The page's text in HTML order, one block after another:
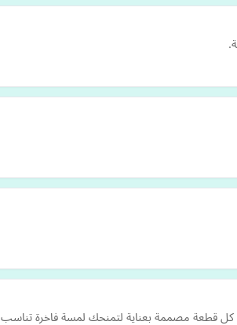
كل قطعة مصممة بعناية لتمنحك لمسة فاخرة تناسب